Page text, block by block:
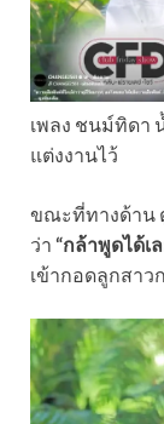
เพลง ชนม์ทิดา
แต่งงานไว้
ขณะที่ทางด้าน
ว่า “กล้าพูดได้
เข้ากอดลูกสาว